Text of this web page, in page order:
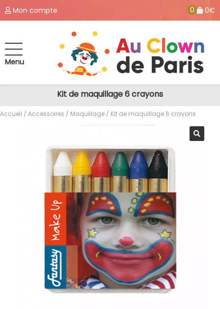
Mon compte 0 0€
Menu
Kit de maquillage 6 crayons
Accueil / Accessoires / Maquillage / Kit de maquillage 6 crayons